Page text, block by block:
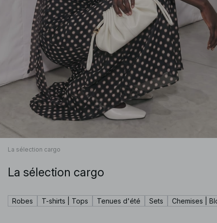
La sélection cargo
La sélection cargo
Robes T-shirts | Tops Tenues d'été Sets Chemises |